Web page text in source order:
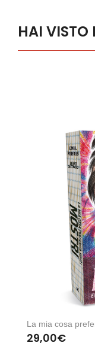
HAI VISTO
La mia cosa
29,00€